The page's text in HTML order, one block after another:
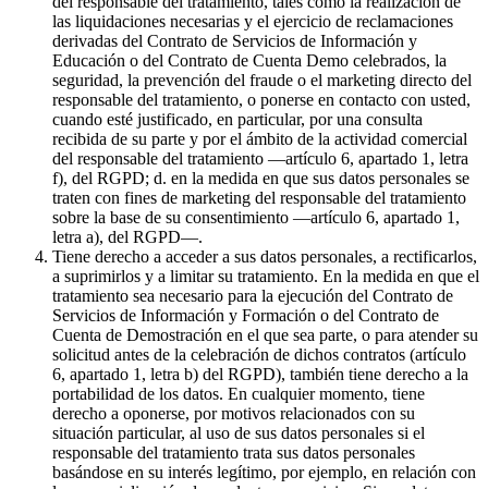
las liquidaciones necesarias y el ejercicio de reclamaciones
derivadas del Contrato de Servicios de Información y
Educación o del Contrato de Cuenta Demo celebrados, la
seguridad, la prevención del fraude o el marketing directo del
responsable del tratamiento, o ponerse en contacto con usted,
cuando esté justificado, en particular, por una consulta
recibida de su parte y por el ámbito de la actividad comercial
del responsable del tratamiento —artículo 6, apartado 1, letra
f), del RGPD; d. en la medida en que sus datos personales se
traten con fines de marketing del responsable del tratamiento
sobre la base de su consentimiento —artículo 6, apartado 1,
letra a), del RGPD—.
Tiene derecho a acceder a sus datos personales, a rectificarlos,
a suprimirlos y a limitar su tratamiento. En la medida en que el
tratamiento sea necesario para la ejecución del Contrato de
Servicios de Información y Formación o del Contrato de
Cuenta de Demostración en el que sea parte, o para atender su
solicitud antes de la celebración de dichos contratos (artículo
6, apartado 1, letra b) del RGPD), también tiene derecho a la
portabilidad de los datos. En cualquier momento, tiene
derecho a oponerse, por motivos relacionados con su
situación particular, al uso de sus datos personales si el
responsable del tratamiento trata sus datos personales
basándose en su interés legítimo, por ejemplo, en relación con